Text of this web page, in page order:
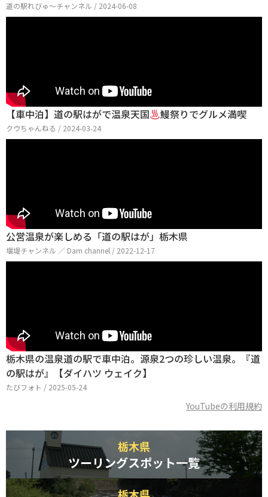
道の駅れびゅ〜チャンネル / 2024-06-08
【車中泊】道の駅はがで温泉天国 鰻祭りでグルメ満喫
クウちゃんねる / 2024-03-24
公営温泉が楽しめる「道の駅はが」栃木県
堰堤チャンネル ／ Dam channel / 2022-12-17
栃木県の温泉道の駅で車中泊。源泉2つの珍しい温泉。『道
の駅はが』【ダイハツ ウェイク】
たびフォト / 2025-05-24
YouTubeの利用規約
栃木県
ツーリングスポット一覧